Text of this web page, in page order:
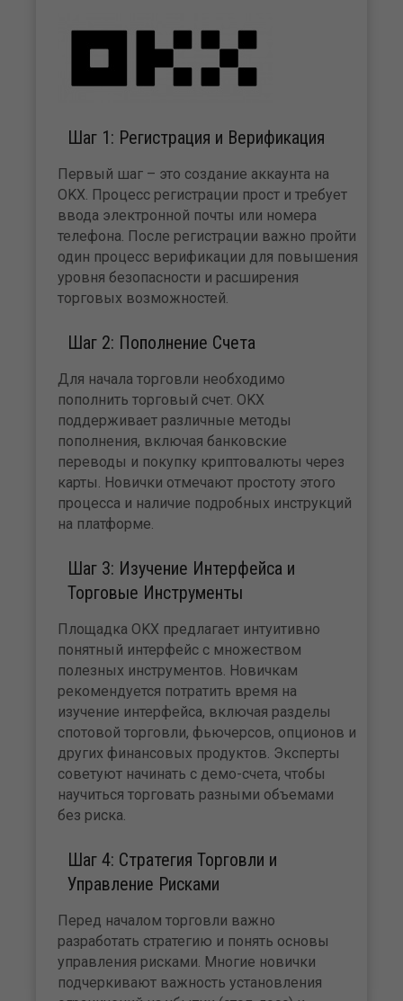
Шаг 1: Регистрация и Верификация
Первый шаг – это создание аккаунта на
OKX. Процесс регистрации прост и требует
ввода электронной почты или номера
телефона. После регистрации важно пройти
один процесс верификации для повышения
уровня безопасности и расширения
торговых возможностей.
Шаг 2: Пополнение Счета
Для начала торговли необходимо
пополнить торговый счет. OKX
поддерживает различные методы
пополнения, включая банковские
переводы и покупку криптовалюты через
карты. Новички отмечают простоту этого
процесса и наличие подробных инструкций
на платформе.
Шаг 3: Изучение Интерфейса и
Торговые Инструменты
Площадка OKX предлагает интуитивно
понятный интерфейс с множеством
полезных инструментов. Новичкам
рекомендуется потратить время на
изучение интерфейса, включая разделы
спотовой торговли, фьючерсов, опционов и
других финансовых продуктов. Эксперты
советуют начинать с демо-счета, чтобы
научиться торговать разными объемами
без риска.
Шаг 4: Стратегия Торговли и
Управление Рисками
Перед началом торговли важно
разработать стратегию и понять основы
управления рисками. Многие новички
подчеркивают важность установления